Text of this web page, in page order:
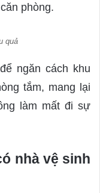
phòng.
quả
ngăn cách khu
tắm, mang lại
làm mất đi sự
nhà vệ sinh